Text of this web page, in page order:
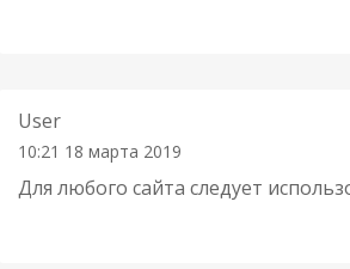
User
10:21 18 марта 2019
Для любого сайта следует